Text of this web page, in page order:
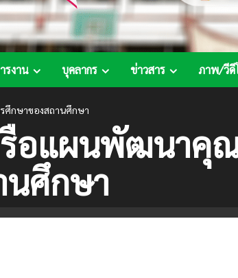
รงาน บุคลากร ข่าวสาร ภาพ/วีดี
กษาของสถานศึกษา
อแผนพัฒนาคุ
นศึกษา